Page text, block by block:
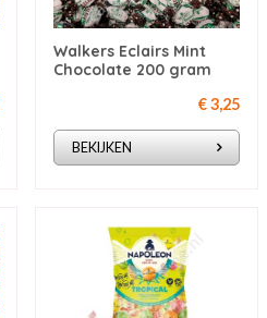
Walkers Eclairs Mint
Chocolate 200 gram
€ 3,25
BEKIJKEN